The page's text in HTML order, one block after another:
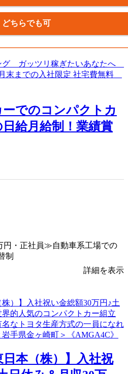
どちらでも可
でのコンパクトカ
給月給制！業績賞
円・正社員≫自動車系工場での
制
詳細を表示
日本（株）】入社祝